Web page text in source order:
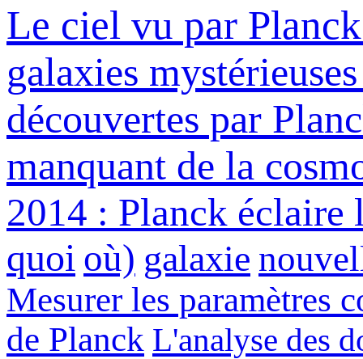
Le ciel vu par
galaxies
découvertes par
manquant de la
2014 : Planck éclaire
quoi où) galaxie
Mesurer les paramètres
de Planck L'analyse des